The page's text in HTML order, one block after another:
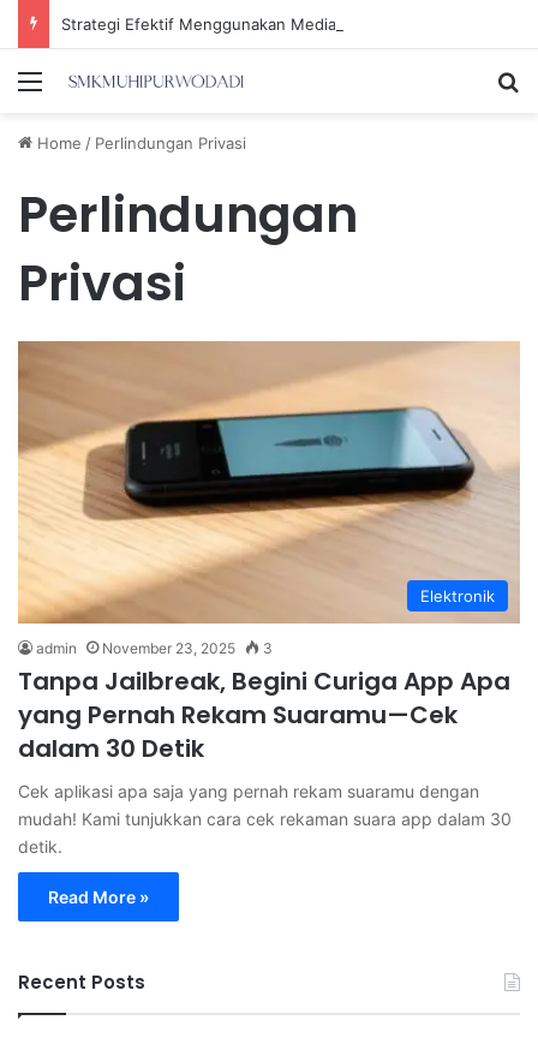
Menu
Home / Perlindungan Privasi
Perlindungan
Privasi
Elektronik
admin November 23, 2025 3
Tanpa Jailbreak, Begini Curiga App Apa
yang Pernah Rekam Suaramu—Cek
dalam 30 Detik
Cek aplikasi apa saja yang pernah rekam suaramu dengan
mudah! Kami tunjukkan cara cek rekaman suara app dalam 30
detik.
Read More »
Recent Posts